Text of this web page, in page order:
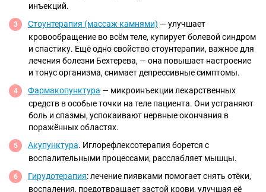
инъекций.
Стоунтерапия (массаж камнями) — улучшает
кровообращение во всём теле, купирует болевой синдром
и спастику. Ещё одно свойство стоунтерапии, важное для
лечения болезни Бехтерева, — она повышает настроение
и тонус организма, снимает депрессивные симптомы.
Фармакопунктура — микроинъекции лекарственных
средств в особые точки на теле пациента. Они устраняют
боль и спазмы, успокаивают нервные окончания в
поражённых областях.
Акупунктура. Иглорефлексотерапия борется с
воспалительными процессами, расслабляет мышцы.
Гирудотерапия: лечение пиявками помогает снять отёки,
воспаления, предотвращает застой крови, улучшая её